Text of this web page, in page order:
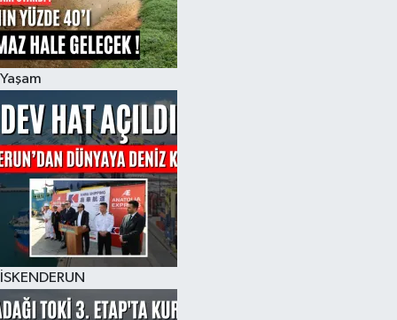
Yaşam
İSKENDERUN